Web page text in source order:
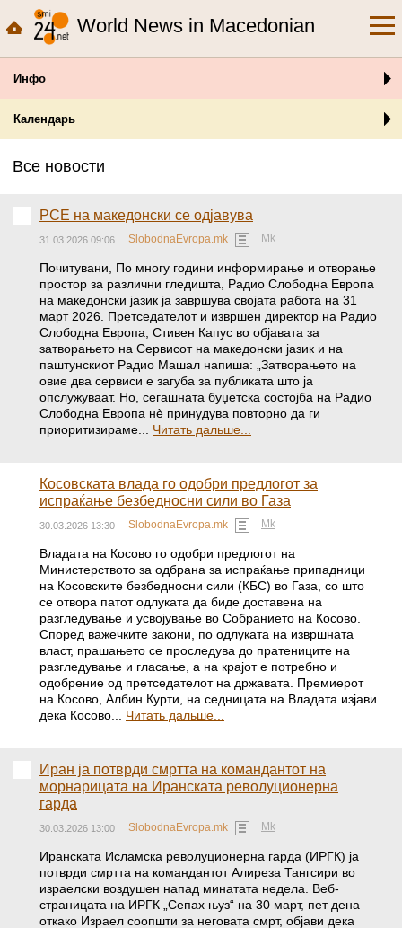
World News in Macedonian
Инфо
Календарь
Все новости
РСЕ на македонски се одјавува
31.03.2026 09:06 SlobodnaEvropa.mk Mk
Почитувани, По многу години информирање и отворање
простор за различни гледишта, Радио Слободна Европа
на македонски јазик ја завршува својата работa на 31
март 2026. Претседателот и извршен директор на Радио
Слободна Европа, Стивен Капус во објавата за
затворањето на Сервисот на македонски јазик и на
паштунскиот Радио Машал напиша: „Затворањето на
овие два сервиси е загуба за публиката што ја
опслужуваат. Но, сегашната буџетска состојба на Радио
Слободна Европа нè принудува повторно да ги
приоритизираме... Читать дальше...
Косовската влада го одобри предлогот за
испраќање безбедносни сили во Газа
30.03.2026 13:30 SlobodnaEvropa.mk Mk
Владата на Косово го одобри предлогот на
Министерството за одбрана за испраќање припадници
на Косовските безбедносни сили (КБС) во Газа, со што
се отвора патот одлуката да биде доставена на
разгледување и усвојување во Собранието на Косово.
Според важечките закони, по одлуката на извршната
власт, прашањето се проследува до пратениците на
разгледување и гласање, а на крајот е потребно и
одобрение од претседателот на државата. Премиерот
на Косово, Албин Курти, на седницата на Владата изјави
дека Косово... Читать дальше...
Иран ја потврди смртта на командантот на
морнарицата на Иранската револуционерна
гарда
30.03.2026 13:00 SlobodnaEvropa.mk Mk
Иранската Исламска револуционерна гарда (ИРГК) ја
потврди смртта на командантот Алиреза Тангсири во
израелски воздушен напад минатата недела. Веб-
страницата на ИРГК „Сепах њуз“ на 30 март, пет дена
откако Израел соопшти за неговата смрт, објави дека